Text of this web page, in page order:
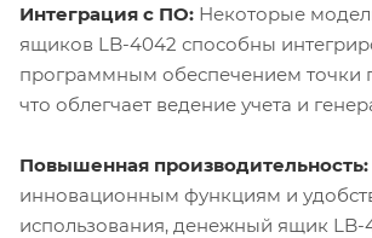
Интеграция с ПО: Некоторые
ящиков LB-4042 способны
программным обеспечением точки
что облегчает ведение учета и
Повышенная производительность:
инновационным функциям и
использования, денежный ящик LB-